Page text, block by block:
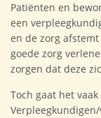
Patiënten en
een
en de zorg
goede zorg
zorgen dat deze
Toch gaat het